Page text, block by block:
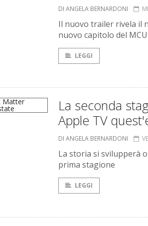
DI ANGELA BERNARDONI
Il nuovo trailer rivela il
nuovo capitolo del MCU
LEGGI
La seconda
Apple TV
DI ANGELA BERNARDONI
La storia si svilupperà
prima stagione
LEGGI